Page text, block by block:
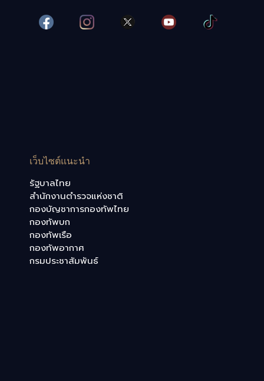
เว็บไซต์แนะนำ
รัฐบาลไทย
สำนักงานตำรวจแห่งชาติ
กองบัญชาการกองทัพไทย
กองทัพบก
กองทัพเรือ
กองทัพอากาศ
กรมประชาสัมพันธ์